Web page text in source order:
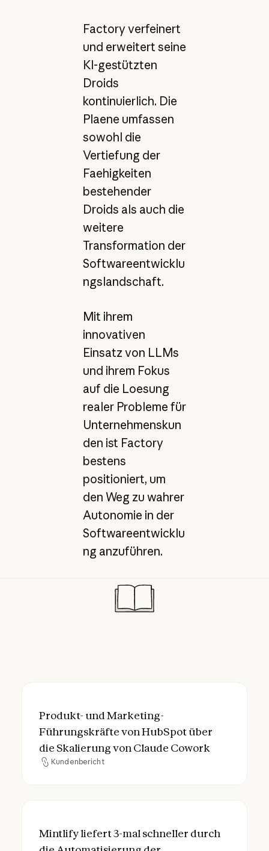
Factory verfeinert
und erweitert seine
KI-gestützten
Droids
kontinuierlich. Die
Plaene umfassen
sowohl die
Vertiefung der
Faehigkeiten
bestehender
Droids als auch die
weitere
Transformation der
Softwareentwicklu
ngslandschaft.
Mit ihrem
innovativen
Einsatz von LLMs
und ihrem Fokus
auf die Loesung
realer Probleme für
Unternehmenskun
den ist Factory
bestens
positioniert, um
den Weg zu wahrer
Autonomie in der
Softwareentwicklu
ng anzuführen.
Produkt- und Marketing-Führungskräfte
Produkt- und Marketing-
Führungskräfte von HubSpot über
die Skalierung von Claude Cowork
Kundenbericht
Kundenbericht
Mintlify liefert 3-mal schneller durch die
Mintlify liefert 3-mal schneller durch